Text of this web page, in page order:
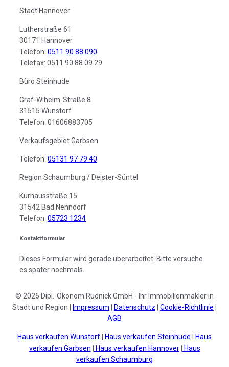
Stadt Hannover
Lutherstraße 61
30171 Hannover
Telefon: 0511 90 88 090
Telefax: 0511 90 88 09 29
Büro Steinhude
Graf-Wihelm-Straße 8
31515 Wunstorf
Telefon: 01606883705
Verkaufsgebiet Garbsen
Telefon: 05131 97 79 40
Region Schaumburg / Deister-Süntel
Kurhausstraße 15
31542 Bad Nenndorf
Telefon: 05723 1234
Kontaktformular
Dieses Formular wird gerade überarbeitet. Bitte versuche
es später nochmals.
© 2026 Dipl.-Ökonom Rudnick GmbH - Ihr Immobilienmakler in
Stadt und Region |
Impressum Datenschutz Cookie-Richtlinie
AGB
Haus verkaufen Wunstorf Haus verkaufen Steinhude
Haus
verkaufen Garbsen
Haus verkaufen Hannover|
Haus
verkaufen Schaumburg